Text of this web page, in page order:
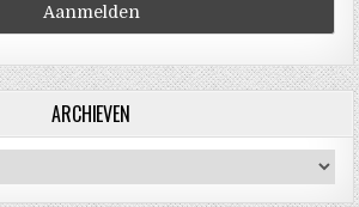
ARCHIEVEN